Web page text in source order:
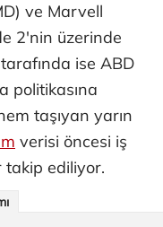
ve Marvell
2'nin üzerinde
ise ABD
politikasına
taşıyan yarın
verisi öncesi iş
takip ediliyor.